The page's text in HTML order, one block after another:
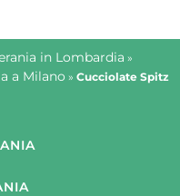
in Lombardia »
a Milano » Cucciolate Spitz